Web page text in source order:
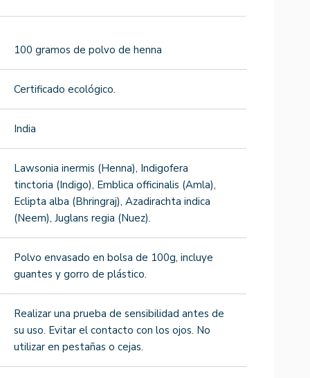
100 gramos de polvo de henna
Certificado ecológico.
India
Lawsonia inermis (Henna), Indigofera
tinctoria (Indigo), Emblica officinalis (Amla),
Eclipta alba (Bhringraj), Azadirachta indica
(Neem), Juglans regia (Nuez).
Polvo envasado en bolsa de 100g, incluye
guantes y gorro de plástico.
Realizar una prueba de sensibilidad antes de
su uso. Evitar el contacto con los ojos. No
utilizar en pestañas o cejas.